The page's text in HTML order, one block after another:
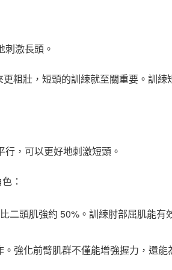
激長頭。
粗壯，短頭的訓練就至關重要。訓練
，可以更好地刺激短頭。
：
二頭肌強約 50%。訓練肘部屈肌能有
強化前臂肌群不僅能增強握力，還能